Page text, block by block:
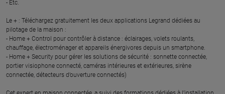
- Etc.
Le + : Téléchargez gratuitement les deux applications Legrand dédiées au
pilotage de la maison :
- Home + Control pour contrôler à distance : éclairages, volets roulants,
chauffage, électroménager et appareils énergivores depuis un smartphone.
- Home + Security pour gérer les solutions de sécurité : sonnette connectée,
portier visiophone connecté, caméras intérieures et extérieures, sirène
connectée, détecteurs d’ouverture connectés)